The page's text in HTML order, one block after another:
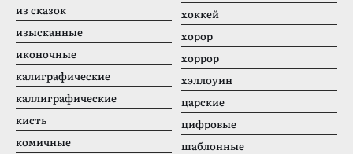
из сказок
изысканные
иконочные
калиграфические
каллиграфические
кисть
комичные
хоккей
хорор
хоррор
хэллоуин
царские
цифровые
шаблонные